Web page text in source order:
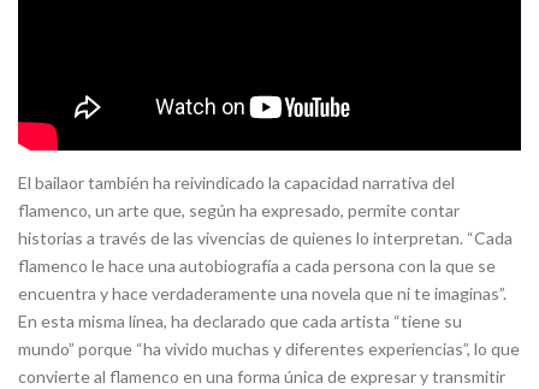
El bailaor también ha reivindicado la capacidad narrativa del
flamenco, un arte que, según ha expresado, permite contar
historias a través de las vivencias de quienes lo interpretan. “Cada
flamenco le hace una autobiografía a cada persona con la que se
encuentra y hace verdaderamente una novela que ni te imaginas”.
En esta misma línea, ha declarado que cada artista “tiene su
mundo” porque “ha vivido muchas y diferentes experiencias”, lo que
convierte al flamenco en una forma única de expresar y transmitir